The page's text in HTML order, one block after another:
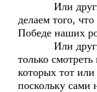
Или
делаем того,
Победе наших
Или
только
которых тот
поскольку сами